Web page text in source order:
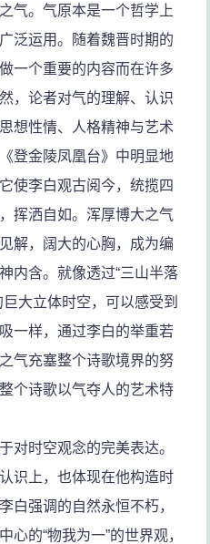
气。气原本是一个哲学上
泛运用。随着魏晋时期的
一个重要的内容而在许多
，论者对气的理解、认识
想性情、人格精神与艺术
登金陵凤凰台》中明显地
使李白观古阅今，统揽四
挥洒自如。浑厚博大之气
解，阔大的心胸，成为编
内含。就像透过“三山半落
大立体时空，可以感受到
一样，通过李白的举重若
气充塞整个诗歌境界的努
个诗歌以气夺人的艺术特
对时空观念的完美表达。
识上，也体现在他构造时
白强调的自然永恒不朽，
心的“物我为一”的世界观，